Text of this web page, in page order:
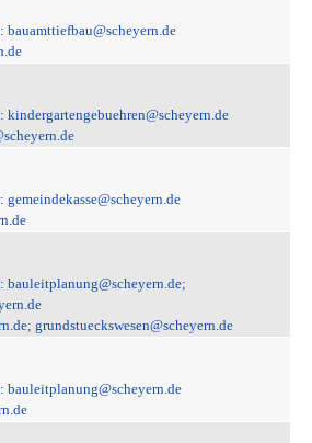
grundstueckswesen@scheyern.de